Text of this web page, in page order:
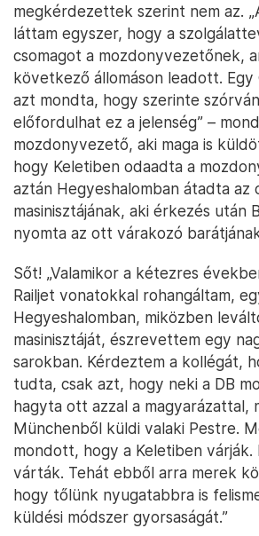
megkérdezettek szerint nem az.
láttam egyszer, hogy a
csomagot a mozdonyvezetőnek,
következő állomáson leadott. Egy
azt mondta, hogy szerinte
előfordulhat ez a jelenség” –
mozdonyvezető, aki maga is
hogy Keletiben odaadta a
aztán Hegyeshalomban átadta az
masinisztájának, aki érkezés után
nyomta az ott várakozó
Sőt! „Valamikor a kétezres
Railjet vonatokkal rohangáltam,
Hegyeshalomban, miközben
masinisztáját, észrevettem egy
sarokban. Kérdeztem a kollégát,
tudta, csak azt, hogy neki a DB
hagyta ott azzal a magyarázattal,
Münchenből küldi valaki Pestre.
mondott, hogy a Keletiben várják.
várták. Tehát ebből arra merek
hogy tőlünk nyugatabbra is
küldési módszer gyorsaságát.”